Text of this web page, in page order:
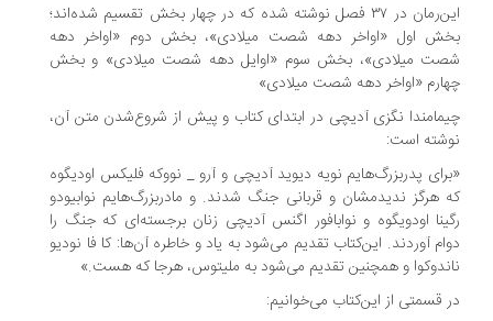
این‌رمان در ۳۷ فصل نوشته شده که در چهار بخش تقسیم شده‌اند؛
اول «اواخر دهه شصت میلادی»، بخش دوم «اواخر دهه
میلادی»، بخش سوم «اوایل دهه شصت میلادی» و بخش
«اواخر دهه شصت میلادی»
نگزی آدیچی در ابتدای کتاب و پیش از شروع‌شدن متن آن،
است:
پدربزرگ‌هایم نویه دیوید آدیچی و آرو _ نووکه فلیکس اودیگوه
هرگز ندیدمشان و قربانی جنگ شدند. و مادربزرگ‌هایم نوابیودو
اودویگوه و نوابافور اگنس آدیچی زنان برجسته‌ای که جنگ را
آوردند. این‌کتاب تقدیم می‌شود به یاد و خاطره آن‌ها: کا فا نودیو
و همچنین تقدیم می‌شود به ملیتوس، هرجا که هست.»
قسمتی از این‌کتاب می‌خوانیم: